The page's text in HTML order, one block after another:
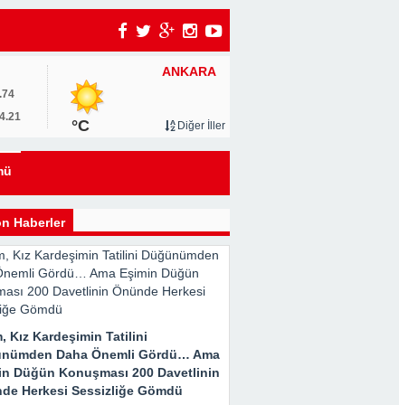
ANKARA
°C Diğer İller
Haberler
Kız Kardeşimin Tatilini
Daha Önemli Gördü… Ama
Düğün Konuşması 200 Davetlinin
Herkesi Sessizliğe Gömdü